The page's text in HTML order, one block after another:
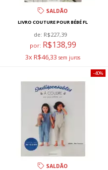
SALDÃO
LIVRO COUTURE POUR BÉBÉ FL
de: R$227,39
por: R$138,99
3x R$46,33
SALDÃO
40%